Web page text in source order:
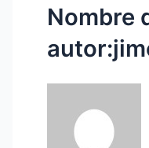
Nombre